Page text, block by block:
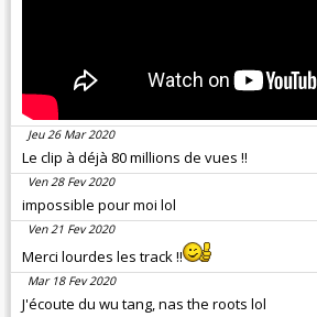
Jeu 26 Mar 2020
Le clip à déjà 80 millions de vues !!
Ven 28 Fev 2020
impossible pour moi lol
Ven 21 Fev 2020
Merci lourdes les track !!
Mar 18 Fev 2020
J'écoute du wu tang, nas the roots lol